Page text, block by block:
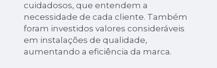
cuidadosos, que entendem a
necessidade de cada cliente. Também
foram investidos valores consideráveis
em instalações de qualidade,
aumentando a eficiência da marca.